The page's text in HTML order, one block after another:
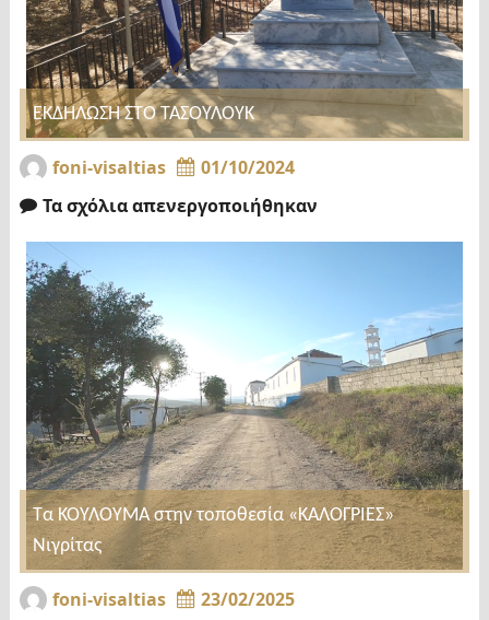
ΕΚΔΗΛΩΣΗ ΣΤΟ ΤΑΣΟΥΛΟΥΚ
foni-visaltias
01/10/2024
Τα σχόλια απενεργοποιήθηκαν
Τα ΚΟΥΛΟΥΜΑ στην τοποθεσία «ΚΑΛΟΓΡΙΕΣ»
Νιγρίτας
foni-visaltias 23/02/2025